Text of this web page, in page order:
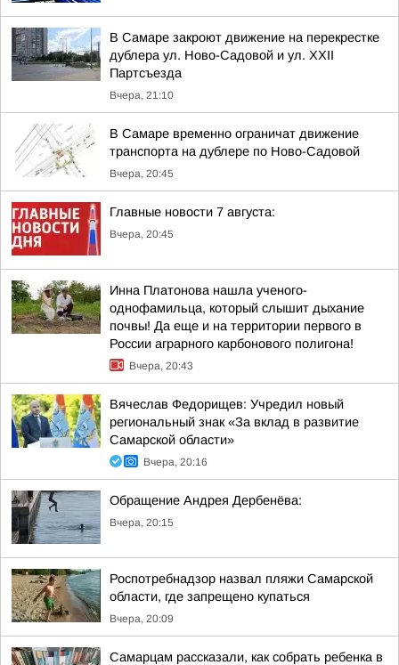
В Самаре закроют движение на перекрестке
дублера ул. Ново-Садовой и ул. XXII
Партсъезда
Вчера, 21:10
В Самаре временно ограничат движение
транспорта на дублере по Ново-Садовой
Вчера, 20:45
Главные новости 7 августа:
Вчера, 20:45
Инна Платонова нашла ученого-
однофамильца, который слышит дыхание
почвы! Да еще и на территории первого в
России аграрного карбонового полигона!
Вчера, 20:43
Вячеслав Федорищев: Учредил новый
региональный знак «За вклад в развитие
Самарской области»
Вчера, 20:16
Обращение Андрея Дербенёва:
Вчера, 20:15
Роспотребнадзор назвал пляжи Самарской
области, где запрещено купаться
Вчера, 20:09
Самарцам рассказали, как собрать ребенка в